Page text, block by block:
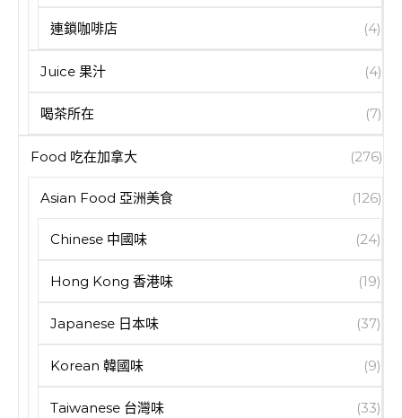
連鎖咖啡店 (4)
Juice 果汁 (4)
喝茶所在 (7)
Food 吃在加拿大 (276)
Asian Food 亞洲美食 (126)
Chinese 中國味 (24)
Hong Kong 香港味 (19)
Japanese 日本味 (37)
Korean 韓國味 (9)
Taiwanese 台灣味 (33)